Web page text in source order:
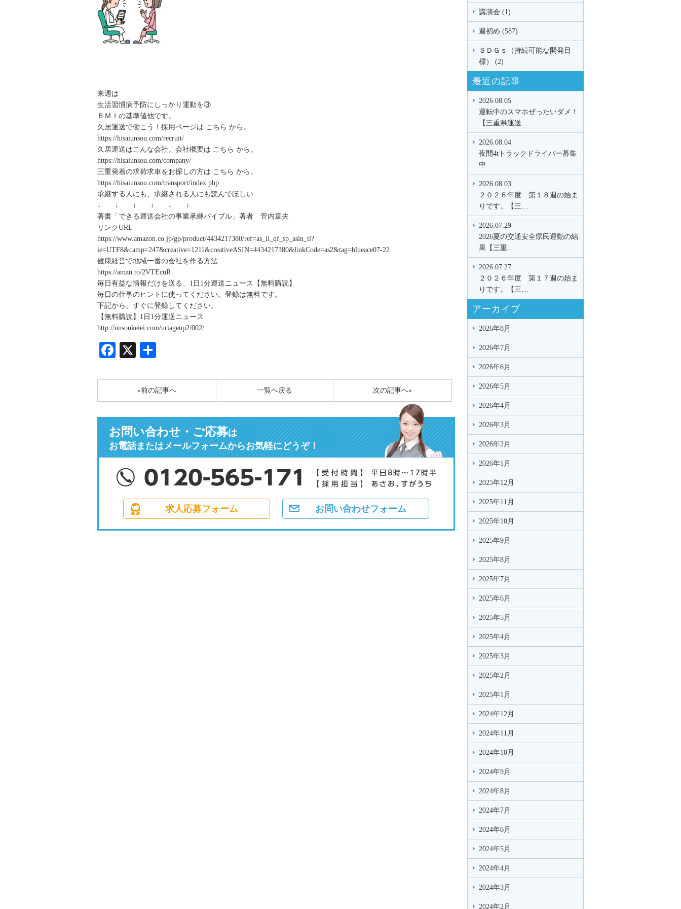
来週は
生活習慣病予防にしっかり運動を③
ＢＭＩの基準値他です。
久居運送で働こう！採用ページは こちら から。
https://hisaiunsou.com/recruit/
久居運送はこんな会社。会社概要は こちら から。
https://hisaiunsou.com/company/
三重発着の求荷求車をお探しの方は こちら から。
https://hisaiunsou.com/transport/index.php
承継する人にも、承継される人にも読んでほしい
↓ ↓ ↓ ↓ ↓ ↓
著書「できる運送会社の事業承継バイブル」著者 菅内章夫
リンクURL
https://www.amazon.co.jp/gp/product/4434217380/ref=as_li_qf_sp_asin_tl?
ie=UTF8&camp=247&creative=1211&creativeASIN=4434217380&linkCode=as2&tag=blueace07-22
健康経営で地域一番の会社を作る方法
https://amzn.to/2VTEcuR
毎日有益な情報だけを送る、1日1分運送ニュース【無料購読】
毎日の仕事のヒントに使ってください。登録は無料です。
下記から、すぐに登録してください。
【無料購読】1日1分運送ニュース
http://unsoukeiei.com/uriageup2/002/
Facebook
X
«前の記事へ 次の記事へ»
一覧へ戻る
お問い合わせ・ご応募は
お電話またはメールフォームからお気軽にどうぞ！
求人応募フォーム お問い合わせフォーム
講演会 (1)
週初め (587)
ＳＤＧｓ（持続可能な開発目
標） (2)
最近の記事
2026.08.05
運転中のスマホぜったいダメ！
【三重県運送…
2026.08.04
夜間4tトラックドライバー募集
中
2026.08.03
２０２６年度 第１８週の始ま
りです。【三…
2026.07.29
2026夏の交通安全県民運動の結
果【三重…
2026.07.27
２０２６年度 第１７週の始ま
りです。【三…
アーカイブ
2026年8月
2026年7月
2026年6月
2026年5月
2026年4月
2026年3月
2026年2月
2026年1月
2025年12月
2025年11月
2025年10月
2025年9月
2025年8月
2025年7月
2025年6月
2025年5月
2025年4月
2025年3月
2025年2月
2025年1月
2024年12月
2024年11月
2024年10月
2024年9月
2024年8月
2024年7月
2024年6月
2024年5月
2024年4月
2024年3月
2024年2月